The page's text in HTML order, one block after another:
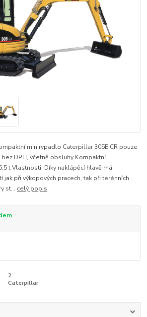
minirypadlo Caterpillar 305E CR pouze
DPH, včetně obsluhy Kompaktní
t Vlastnosti: Díky naklápěcí hlavě má
jak při výkopových pracech, tak při terénních
st... celý popis
2
Caterpillar